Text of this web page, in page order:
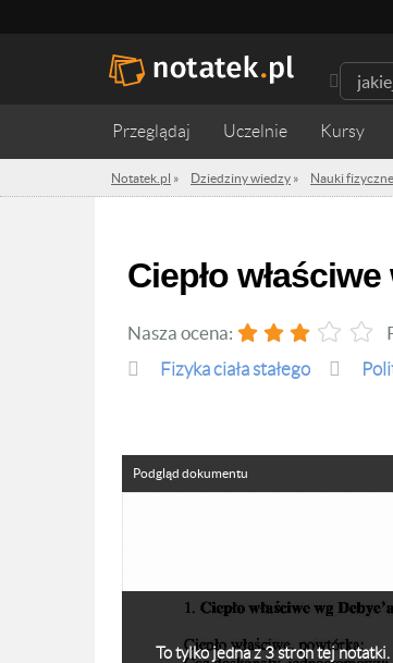
Przeglądaj Uczelnie Kursy
Notatek.pl » Dziedziny wiedzy » Nauki fizyczne
Ciepło
Nasza ocena:
fizyka ciała stałego
To tylko jedna z 3 stron tej
Podgląd dokumentu